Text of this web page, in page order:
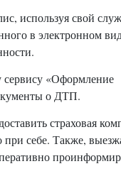
используя свой
в электронном
сервису «Оформление
о ДТП.
страховая
при себе. Также,